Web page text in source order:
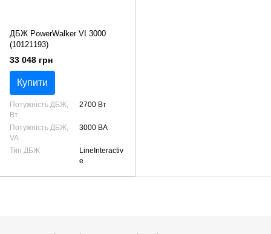
ДБЖ PowerWalker VI 3000
(10121193)
33 048 грн
Купити
Потужність ДБЖ,
Вт
2700 Вт
Потужність ДБЖ,
VA
3000 ВА
Тип ДБЖ
LineInteractiv
e